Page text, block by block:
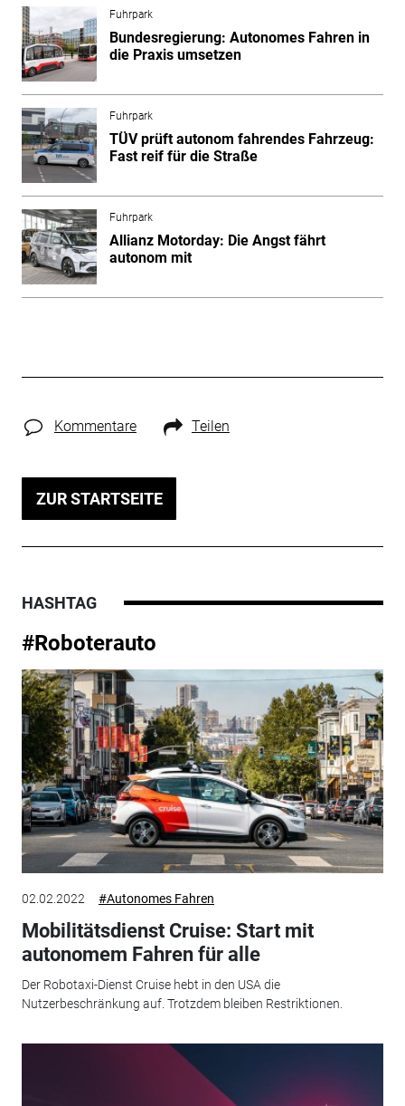
Fuhrpark
Bundesregierung: Autonomes Fahren in
die Praxis umsetzen
Fuhrpark
TÜV prüft autonom fahrendes Fahrzeug:
Fast reif für die Straße
Fuhrpark
Allianz Motorday: Die Angst fährt
autonom mit
Kommentare Teilen
ZUR STARTSEITE
HASHTAG
#Roboterauto
02.02.2022 #Autonomes Fahren
Mobilitätsdienst Cruise: Start mit
autonomem Fahren für alle
Der Robotaxi-Dienst Cruise hebt in den USA die
Nutzerbeschränkung auf. Trotzdem bleiben Restriktionen.